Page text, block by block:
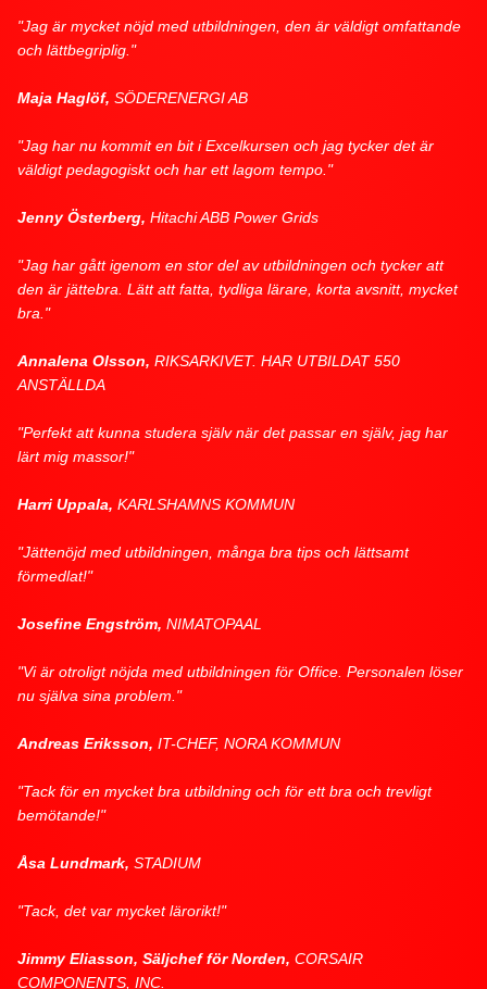
"Jag är mycket nöjd med utbildningen, den är väldigt omfattande
och lättbegriplig."
Maja Haglöf, SÖDERENERGI AB
"Jag har nu kommit en bit i Excelkursen och jag tycker det är
väldigt pedagogiskt och har ett lagom tempo."
Jenny Österberg, Hitachi ABB Power Grids
"Jag har gått igenom en stor del av utbildningen och tycker att
den är jättebra. Lätt att fatta, tydliga lärare, korta avsnitt, mycket
bra."
Annalena Olsson, RIKSARKIVET. HAR UTBILDAT 550
ANSTÄLLDA
"Perfekt att kunna studera själv när det passar en själv, jag har
lärt mig massor!"
Harri Uppala, KARLSHAMNS KOMMUN
"Jättenöjd med utbildningen, många bra tips och lättsamt
förmedlat!"
Josefine Engström, NIMATOPAAL
"Vi är otroligt nöjda med utbildningen för Office. Personalen löser
nu själva sina problem."
Andreas Eriksson, IT-CHEF, NORA KOMMUN
"Tack för en mycket bra utbildning och för ett bra och trevligt
bemötande!"
Åsa Lundmark, STADIUM
"Tack, det var mycket lärorikt!"
Jimmy Eliasson, Säljchef för Norden, CORSAIR
COMPONENTS, INC.